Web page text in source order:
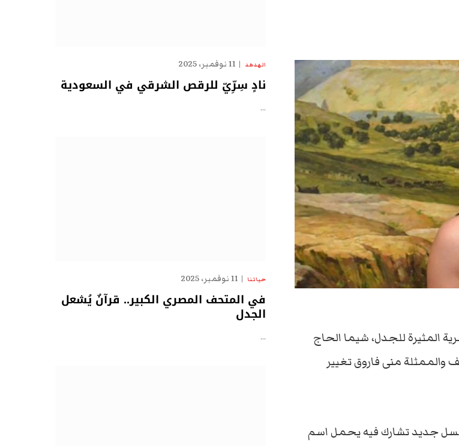
المثيرة للجدل، شيما الحاج
منى فاروق تغيير
جديد تشارك فيه يحمل اسم
الهدهد 11 نوفمبر، 2025
نادٍ سِرِّيّ للرقص الشرقي في السعودية
…
حياتنا 11 نوفمبر، 2025
في المتحف المصري الكبير.. قرآنٌ يُشعل
الجدل
…